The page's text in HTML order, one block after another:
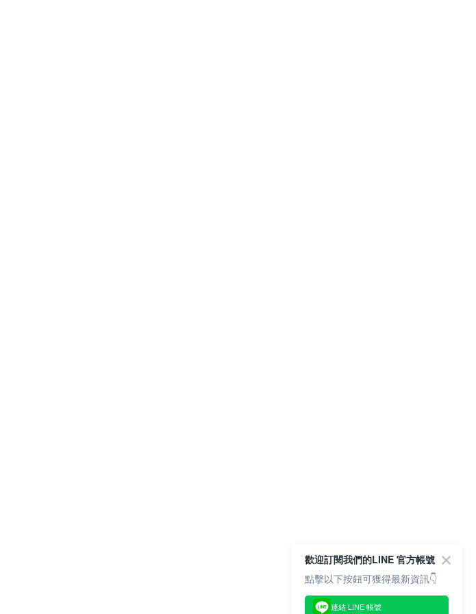
歡迎訂閱我們的LINE 官方帳號
點擊以下按鈕可獲得最新資訊👇
連結 LINE 帳號